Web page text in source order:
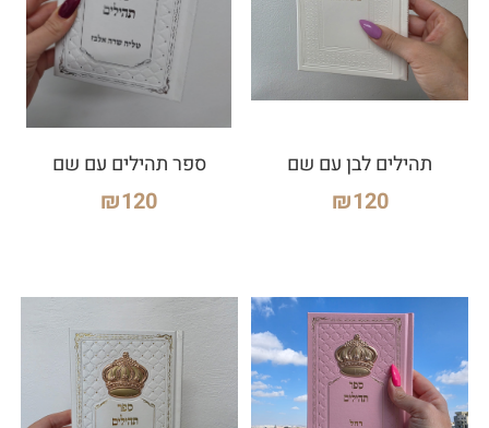
תהילים לבן עם שם
₪120
ספר תהילים עם שם
₪120